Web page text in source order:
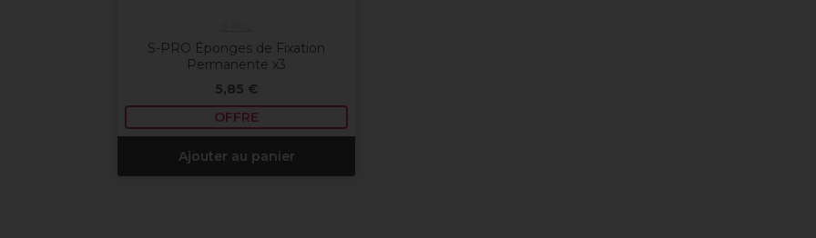
S-PRO Éponges de Fixation
Permanente x3
5,85 €
OFFRE
Ajouter au panier